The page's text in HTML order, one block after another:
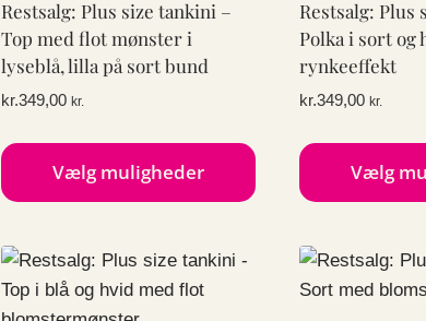
kan
vælges
på
kan
vælges
på
Restsalg: Plus size tankini –
Top med flot mønster i
lyseblå, lilla på sort bund
kr.349,00 kr.
Vælg muligheder
vare
flere
Restsalg: Plus
Polka i sort og
rynkeeffekt
kr.349,00 kr.
Vælg
vare